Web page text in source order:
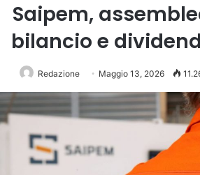
Saipem,
bilancio e
Redazione Maggio 13, 2026